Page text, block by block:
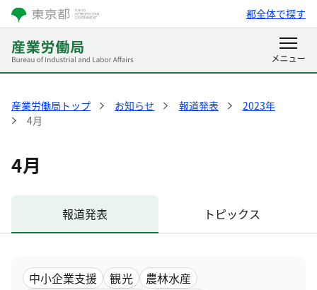
都全体で探す
産業労働局トップ お知らせ 報道発表
2023年
4月
4月
報道発表 トピックス
中小企業支援 観光
農林水産